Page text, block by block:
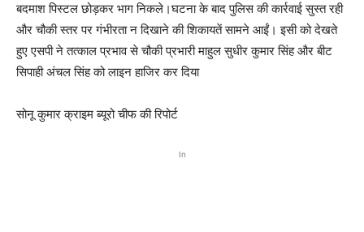
बदमाश पिस्टल छोड़कर भाग निकले।घटना के बाद पुलिस की कार्रवाई सुस्त रही
और चौकी स्तर पर गंभीरता न दिखाने की शिकायतें सामने आईं। इसी को देखते
हुए एसपी ने तत्काल प्रभाव से चौकी प्रभारी माहुल सुधीर कुमार सिंह और बीट
सिपाही अंचल सिंह को लाइन हाजिर कर दिया
सोनू कुमार क्राइम ब्यूरो चीफ की रिपोर्ट
In